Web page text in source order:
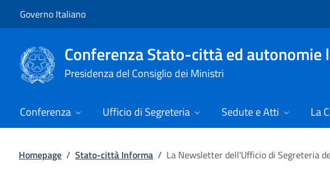
Governo Italiano
Conferenza Stato-città ed autonomie
Presidenza del Consiglio dei Ministri
Conferenza Ufficio di Segreteria Sedute e Atti La
Homepage / Stato-città Informa / La Newsletter dell'Ufficio di Segreteria